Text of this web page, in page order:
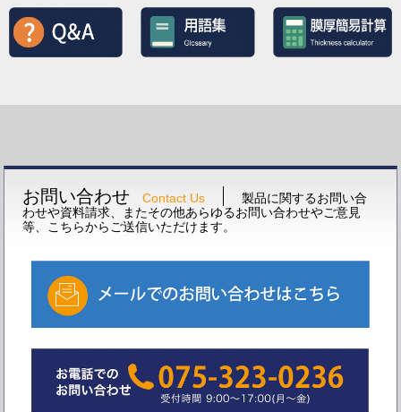
お問い合わせ Contact Us
製品に関するお問い合
わせや資料請求、またその他あらゆるお問い合わせやご意見
等、こちらからご送信いただけます。